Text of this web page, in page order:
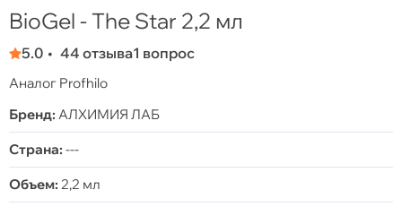
BioGel - The Star 2,2 мл
5.0 44 отзыва1 вопрос
Аналог Profhilo
Бренд: АЛХИМИЯ ЛАБ
Страна: ---
Объем: 2,2 мл